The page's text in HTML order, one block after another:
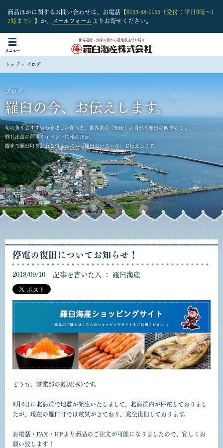
商品ほかに関するお問い合わせは、お電話 【0153-88-1155（受付：平日9時〜1
7時まで）】 か、 メールフォーム よりお寄せください。
世界遺産・知床の海から産地直送でお届け
トップ > ブログ
ブログ
羅臼の今、お伝えします。
旬の魚やおすすめの美味しい食べ方、世界遺産「知床」の自然や羅臼の四季のこと。
弊社出展の催事やイベント情報のほか、
観光で羅臼町を訪れる皆さんにも「羅臼のいろいろ」お伝えします。
停電の復旧についてお知らせ！
2018/09/10 記事を書いた人 ： 羅臼海産
どうも、営業部の渡辺(秀)です。
9月6日に北海道で地震が発生いたしまして、北海道内が停電しておりまし
たが、現在の羅臼町では電気がきており、完全復旧しております。
お電話・FAX・HPより商品のご注文が可能になりましたので、宜しくお
願い致します！